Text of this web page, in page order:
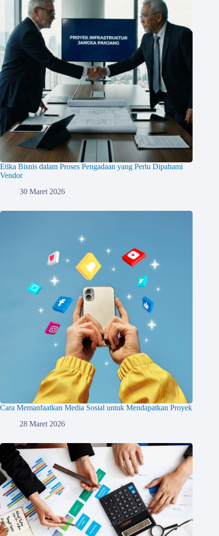
Etika Bisnis dalam Proses Pengadaan yang Perlu Dipahami
Vendor
30 Maret 2026
Cara Memanfaatkan Media Sosial untuk Mendapatkan Proyek
28 Maret 2026